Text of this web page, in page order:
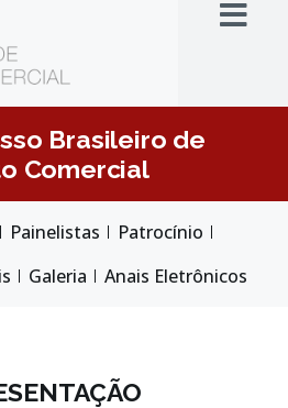
Brasileiro de
Comercial
Painelistas
Patrocínio
Galeria Anais Eletrônicos